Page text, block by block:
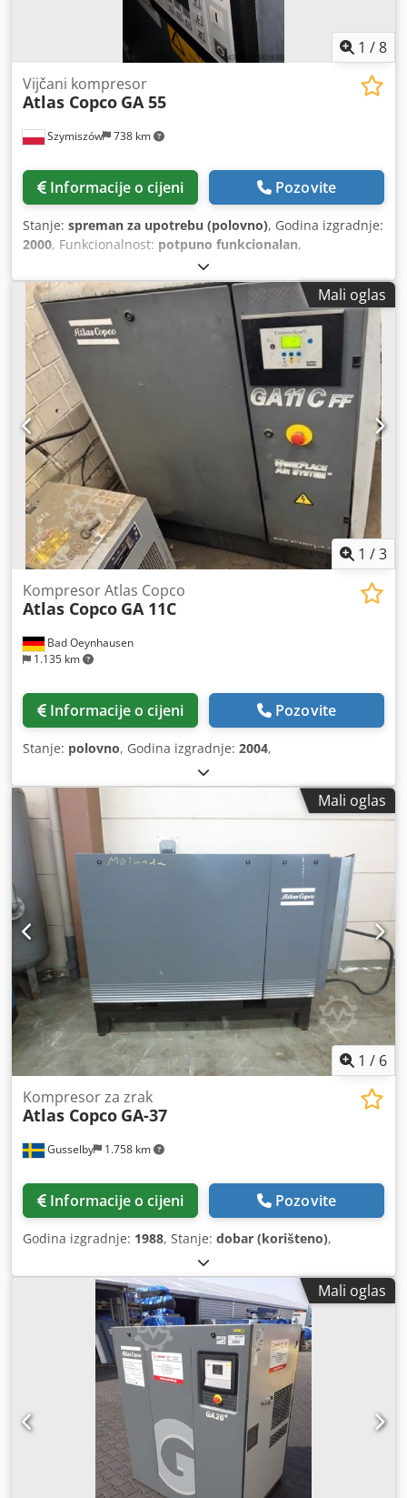
1 /8
Szymiszów 738 km
Vijčani kompresor
Atlas Copco GA 55
Informacije o cijeni Pozovite
Stanje: spreman za upotrebu (polovno), Godina izgradnje:
2000, Funkcionalnost: potpuno funkcionalan,
Mali oglas
1 /3
Bad Oeynhausen
1.135 km
Kompresor Atlas Copco
Atlas Copco GA 11C
Informacije o cijeni Pozovite
Stanje: polovno, Godina izgradnje: 2004,
Mali oglas
1 / 6
Gusselby 1.758 km
Kompresor za zrak
Atlas Copco GA-37
Informacije o cijeni Pozovite
Godina izgradnje: 1988, Stanje: dobar (korišteno),
Mali oglas